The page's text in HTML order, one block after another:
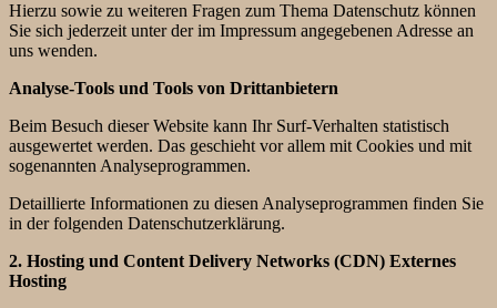
Hierzu sowie zu weiteren Fragen zum Thema Datenschutz können
Sie sich jederzeit unter der im Impressum angegebenen Adresse an
uns wenden.
Analyse-Tools und Tools von Drittanbietern
Beim Besuch dieser Website kann Ihr Surf-Verhalten statistisch
ausgewertet werden. Das geschieht vor allem mit Cookies und mit
sogenannten Analyseprogrammen.
Detaillierte Informationen zu diesen Analyseprogrammen finden Sie
in der folgenden Datenschutzerklärung.
2. Hosting und Content Delivery Networks (CDN) Externes
Hosting